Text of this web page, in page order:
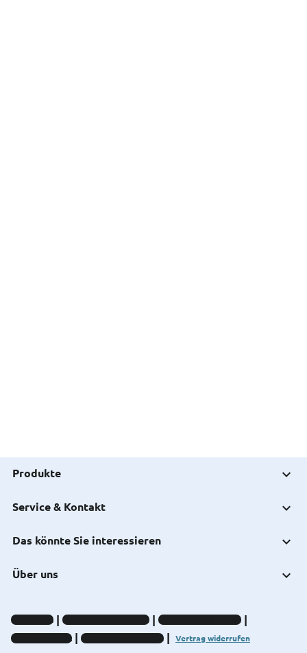
Produkte
Service & Kontakt
Das könnte Sie interessieren
Über uns
Impressum Datenschutz-Hinweise
Compliance-Hinweise
Barrierefreiheit
Cookie-Einstellungen Vertrag widerrufen